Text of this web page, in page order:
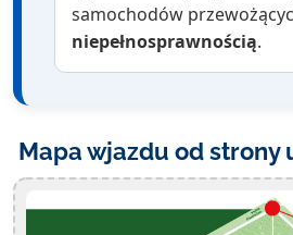
samochodów
niepełnosprawnością.
Mapa wjazdu od strony